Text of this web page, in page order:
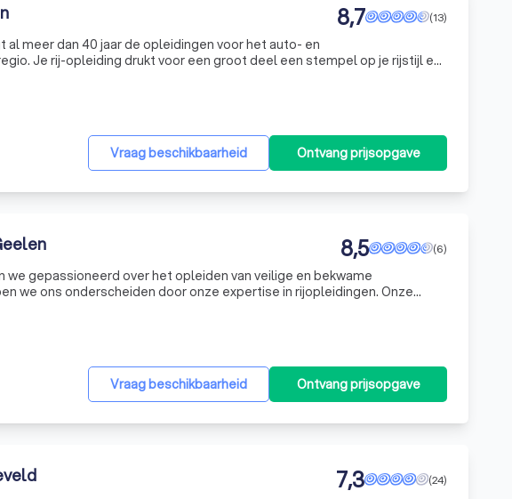
(13)
8,7
meer dan 40 jaar de opleidingen voor het auto- en
je rijstijl en
Vraag beschikbaarheid Ontvang prijsopgave
(6)
8,5
we gepassioneerd over het opleiden van veilige en bekwame
we ons onderscheiden door onze expertise in rijopleidingen. Onze
Vraag beschikbaarheid Ontvang prijsopgave
(24)
7,3